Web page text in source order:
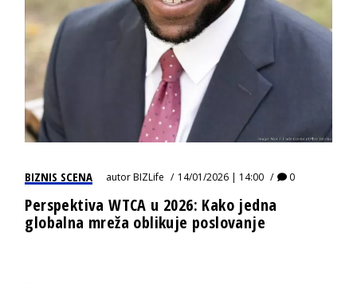
BIZNIS SCENA autorBIZLife 14/01/2026 | 14:00 0
Perspektiva WTCA u 2026: Kako jedna
globalna mreža oblikuje poslovanje